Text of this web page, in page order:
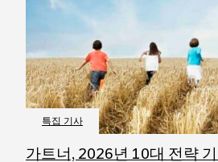
특집 기사
가트너, 2026년 10대 전략 기